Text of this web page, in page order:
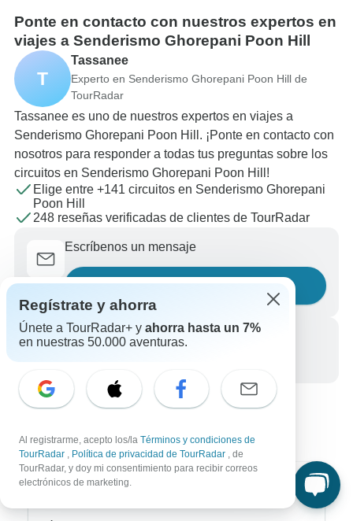
Ponte en contacto con nuestros expertos en
viajes a Senderismo Ghorepani Poon Hill
T
Tassanee
Experto en Senderismo Ghorepani Poon Hill de
TourRadar
Tassanee es uno de nuestros expertos en viajes a
Senderismo Ghorepani Poon Hill. ¡Ponte en contacto con
nosotros para responder a todas tus preguntas sobre los
circuitos en Senderismo Ghorepani Poon Hill!
Elige entre +141 circuitos en Senderismo Ghorepani
Poon Hill
248 reseñas verificadas de clientes de TourRadar
Escríbenos un mensaje
Haznos una pregunta
Llámanos
Destinos más populares
Regístrate y ahorra
Únete a TourRadar+ y ahorra hasta un 7%
en nuestras 50.000 aventuras.
Al registrarme, acepto los/la Términos y condiciones de
TourRadar , Política de privacidad de TourRadar , de
TourRadar, y doy mi consentimiento para recibir correos
electrónicos de marketing.